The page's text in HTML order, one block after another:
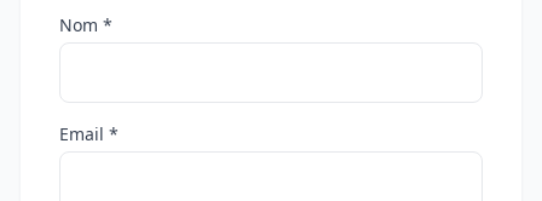
Nom *
Email *